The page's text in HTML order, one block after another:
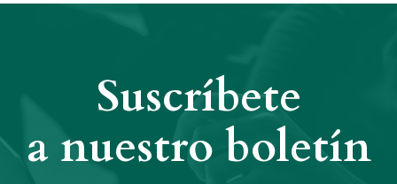
Suscríbete
a nuestro boletín